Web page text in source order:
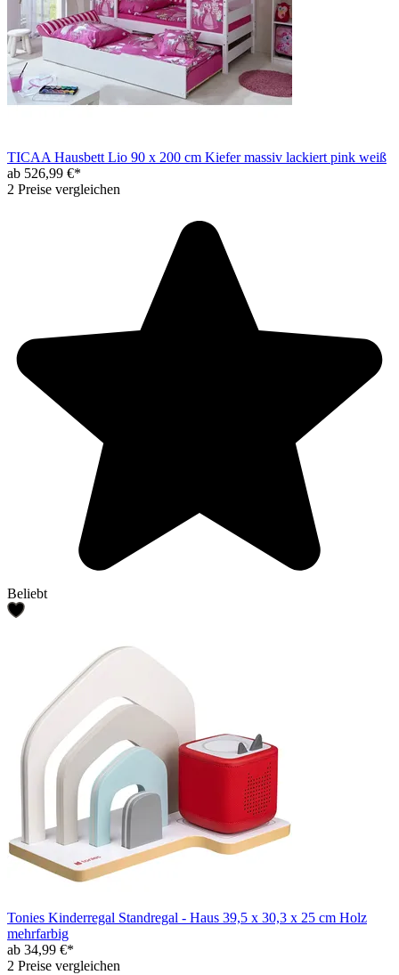
TICAA Hausbett Lio 90 x 200 cm Kiefer massiv lackiert pink weiß
ab 526,99 €*
2 Preise vergleichen
Beliebt
Tonies Kinderregal Standregal - Haus 39,5 x 30,3 x 25 cm Holz
mehrfarbig
ab 34,99 €*
2 Preise vergleichen